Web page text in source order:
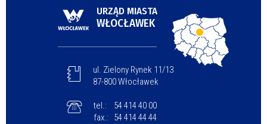
URZĄD MIASTA
WŁOCŁAWEK
ul. Zielony Rynek 11/13
87-800 Włocławek
tel.:
54 414 40 00
fax.:
54 414 44 44